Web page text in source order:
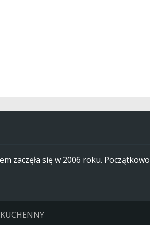
zaczęła się w 2006 roku. Początkowo